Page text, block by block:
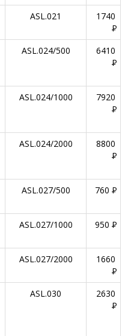
ASL.021
1740
P
ASL.024/500
6410
P
ASL.024/1000
7920
P
ASL.024/2000
8800
P
ASL.027/500 760P
ASL.027/1000 950P
ASL.027/2000
1660
P
ASL.030
2630
P